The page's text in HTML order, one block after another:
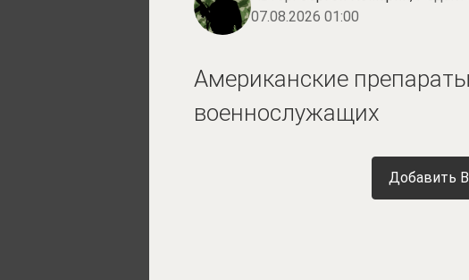
07.08.2026 01:00
Американские
военнослужащих
Добавить